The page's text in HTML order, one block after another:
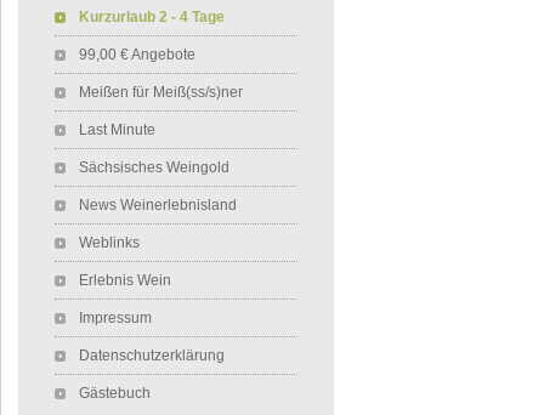
Kurzurlaub 2 - 4 Tage
99,00 € Angebote
Meißen für Meiß(ss/s)ner
Last Minute
Sächsisches Weingold
News Weinerlebnisland
Weblinks
Erlebnis Wein
Impressum
Datenschutzerklärung
Gästebuch